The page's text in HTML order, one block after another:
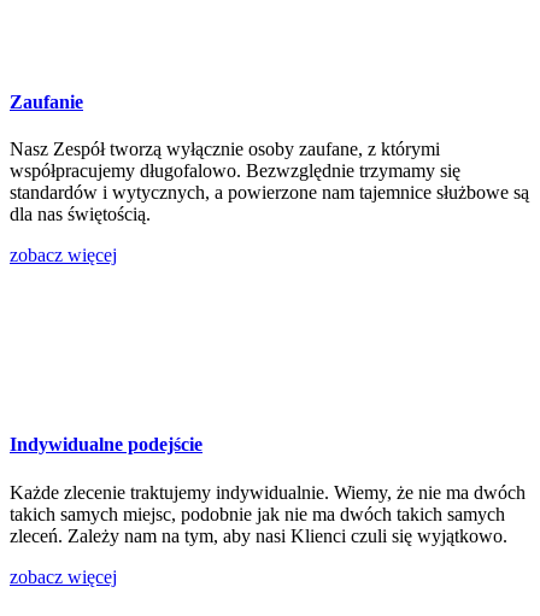
Zaufanie
Nasz Zespół tworzą wyłącznie osoby zaufane, z którymi
współpracujemy długofalowo. Bezwzględnie trzymamy się
standardów i wytycznych, a powierzone nam tajemnice służbowe są
dla nas świętością.
zobacz więcej
Indywidualne podejście
Każde zlecenie traktujemy indywidualnie. Wiemy, że nie ma dwóch
takich samych miejsc, podobnie jak nie ma dwóch takich samych
zleceń. Zależy nam na tym, aby nasi Klienci czuli się wyjątkowo.
zobacz więcej